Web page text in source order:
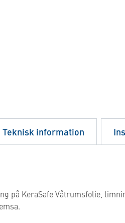
på KeraSafe Våtrumsfolie,
Teknisk information